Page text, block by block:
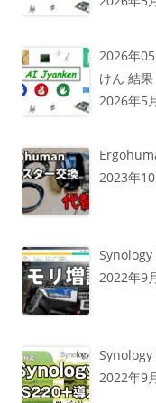
2026年
けん 結果
2026年5
2023年
Synology
2022年9
Synology
2022年9